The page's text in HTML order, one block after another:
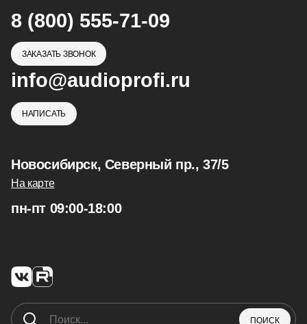
8 (800) 555-71-09
ЗАКАЗАТЬ ЗВОНОК
info@audioprofi.ru
НАПИСАТЬ
Новосибирск, Северный пр., 37/5
На карте
пн-пт 09:00-18:00
ПОИСК